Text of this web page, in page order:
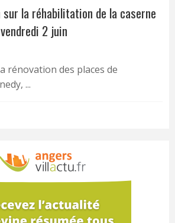
la réhabilitation de la caserne
2 juin
rénovation des places de
...